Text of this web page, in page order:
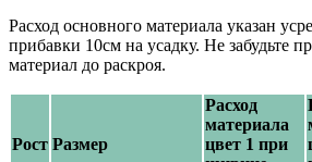
Расход основного материала указан
прибавки 10см на усадку. Не забудьте
материал до раскроя.
Рост Размер
Расход
материала
цвет 1 при